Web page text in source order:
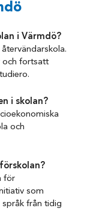
i Värmdö?
och fortsatt
i skolan?
och
för
som
språk från tidig